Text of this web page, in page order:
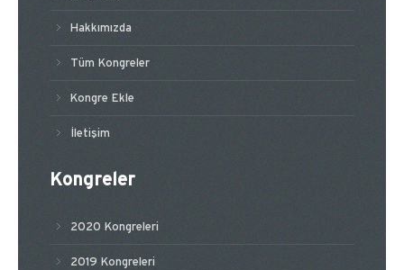
Hakkımızda
Tüm Kongreler
Kongre Ekle
İletişim
Kongreler
2020 Kongreleri
2019 Kongreleri